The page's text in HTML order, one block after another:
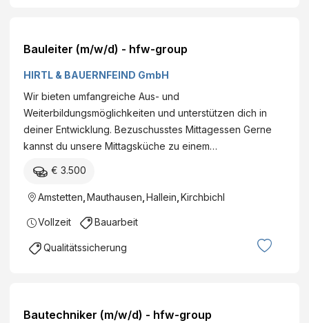
Bauleiter (m/w/d) - hfw-group
HIRTL & BAUERNFEIND GmbH
Wir bieten umfangreiche Aus- und
Weiterbildungsmöglichkeiten und unterstützen dich in
deiner Entwicklung. Bezuschusstes Mittagessen Gerne
kannst du unsere Mittagsküche zu einem…
€ 3.500
Amstetten Mauthausen Hallein Kirchbichl
Vollzeit Bauarbeit
Qualitätssicherung
Bautechniker (m/w/d) - hfw-group